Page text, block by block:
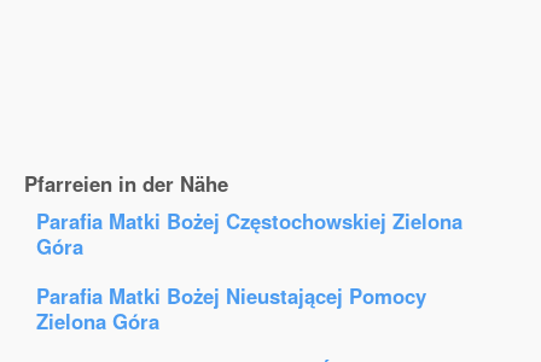
Pfarreien in der Nähe
Parafia Matki Bożej Częstochowskiej Zielona
Góra
Parafia Matki Bożej Nieustającej Pomocy
Zielona Góra